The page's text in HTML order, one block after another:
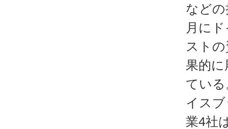
など
月に
スト
果的
てい
イス
業4社